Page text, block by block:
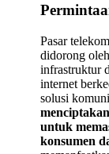
Pasar
didorong
infrastruktur
internet
solusi
untuk
konsumen